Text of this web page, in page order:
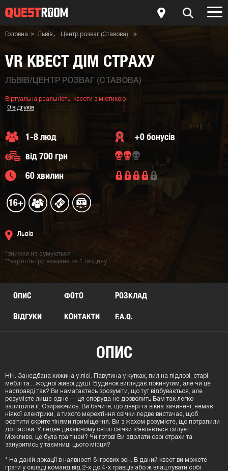
Головна Львів
Центр розваг (Ставова)
Квести з містикою
VR КВЕСТ ДІМ СТРАХУ
ЛЬВІВ/ЦЕНТР РОЗВАГ (СТАВОВА)
Віртуальна реальність, квести з містикою
0 відгуків
1-8 люд
+0 бонусів
від 700 грн
60 хвилин
16+
Львів
*знижки не сумуються
**вартість гри вказана за 1 людину
ОПИС ФОТО РОЗКЛАД
ВІДГУКИ КОНТАКТИ F.A.Q.
ОПИС
Ніч. Занедбана хижина у лісі. Павутина у кутках, пил на підлозі, старі
меблі та... жодної живої душі. Будинок виглядає покинутим, але чи це
насправді так? Ви намагаєтесь зрозуміти, що тут відбувається, але
розумієте лише одне — ця споруда не дозволить Вам так легко
залишити її. Озираючись, Ви бачите, що двері та вікна зачинені, немає
ніякої електрики, а тихого мерехтіння свічки ледве вистачає, щоб
освітити скрите тінями приміщення. Ви з жахом розумієте, що потрапили
до пастки. У ледве дихаючому світлі свічки з'являється силует...
Можливо, це була гра тіней? Чи готові Ви здолати свої страхи та
зануритись у таємниці цього місця?
* На даній локації в наявності 8 ігрових зон. В даний квест ви можете
грати у складі команд від 2-х до 4-х гравців або ж влаштувати собі